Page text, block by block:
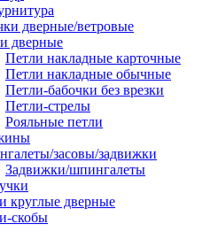
дверные/ветровые
дверные
Петли накладные карточные
Петли накладные обычные
Петли-бабочки без врезки
Петли-стрелы
Рояльные петли
засовы/задвижки
Задвижки/шпингалеты
круглые дверные
скобы